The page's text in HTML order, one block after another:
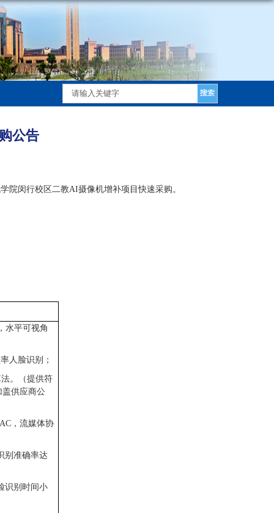
公告
院闵行校区二教AI摄像机增补项目快速采购。
水平可视角
人脸识别；
。（提供符
盖供应商公
，流媒体协
别准确率达
识别时间小